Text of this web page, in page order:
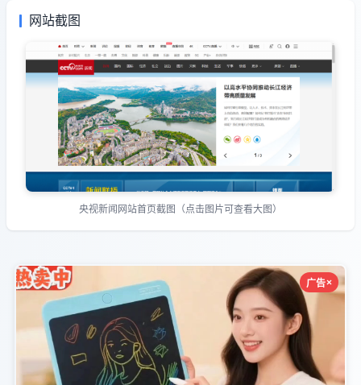
网站截图
央视新闻网站首页截图（点击图片可查看大图）